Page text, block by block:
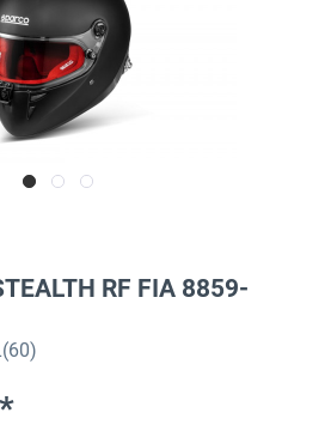
RF FIA 8859-